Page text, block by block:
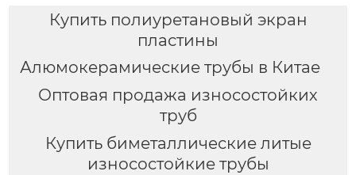
Купить полиуретановый экран
пластины
Алюмокерамические трубы в Китае
Оптовая продажа износостойких
труб
Купить биметаллические литые
износостойкие трубы